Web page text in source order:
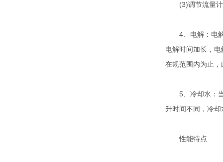
(3)调节流量计
4、电解：电解
电解时间加长，
在规范围内为止
5、冷却水：当
升时间不同，冷
性能特点